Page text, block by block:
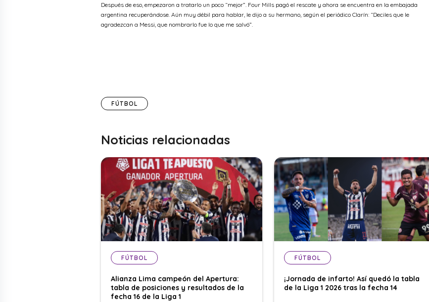
Después de eso, empezaron a tratarlo un poco “mejor”. Four Mills pagó el rescate y ahora se encuentra en la embajada
argentina recuperándose. Aún muy débil para hablar, le dijo a su hermano, según el periódico Clarín: “Deciles que le
agradezcan a Messi, que nombrarlo fue lo que me salvó”.
FÚTBOL
Noticias relacionadas
FÚTBOL
Alianza Lima campeón del Apertura:
tabla de posiciones y resultados de la
fecha 16 de la Liga 1
FÚTBOL
¡Jornada de infarto! Así quedó la tabla
de la Liga 1 2026 tras la fecha 14